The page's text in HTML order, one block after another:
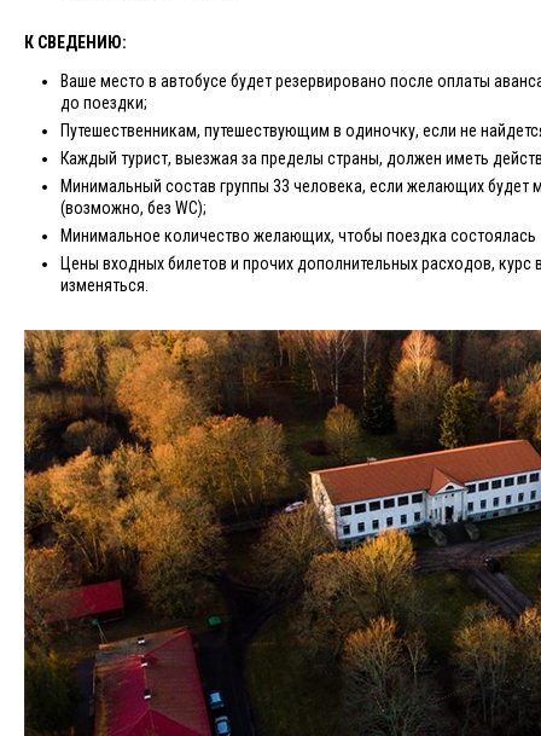
К СВЕДЕНИЮ:
Ваше место в автобусе будет резервировано после оплаты
до поездки;
Путешественникам, путешествующим в одиночку, если не
Каждый турист, выезжая за пределы страны, должен иметь
Минимальный состав группы 33 человека, если желающих
(возможно, без WC);
Минимальное количество желающих, чтобы поездка состоялась
Цены входных билетов и прочих дополнительных расходов,
изменяться.